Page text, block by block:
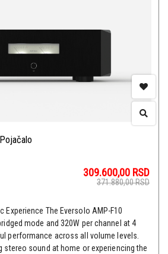
309.600,00 RSD
371.880,00RSD
Experience The Eversolo AMP-F10
mode and 320W per channel at 4
performance across all volume levels.
stereo sound at home or experiencing the